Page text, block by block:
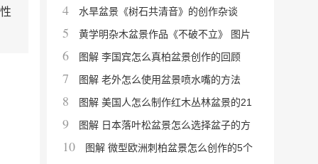
4 水旱盆景《树石共清音》的创作杂谈
5 黄学明杂木盆景作品《不破不立》 图片
6 图解 李国宾怎么真柏盆景创作的回顾
7 图解 老外怎么使用盆景喷水嘴的方法
8
图解 美国人怎么制作红木丛林盆景的21
个过程
9
图解 日本落叶松盆景怎么选择盆子的方
法
10
图解 微型欧洲刺柏盆景怎么创作的5个